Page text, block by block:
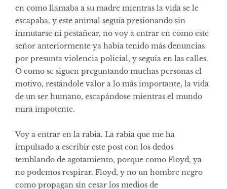
en como llamaba a su madre mientras la vida se le
escapaba, y este animal seguía presionando sin
inmutarse ni pestañear, no voy a entrar en como este
señor anteriormente ya había tenido más denuncias
por presunta violencia policial, y seguía en las calles.
O como se siguen preguntando muchas personas el
motivo, restándole valor a lo más importante, la vida
de un ser humano, escapándose mientras el mundo
mira impotente.
Voy a entrar en la rabia. La rabia que me ha
impulsado a escribir este post con los dedos
temblando de agotamiento, porque como Floyd, ya
no podemos respirar. Floyd, y no un hombre negro
como propagan sin cesar los medios de